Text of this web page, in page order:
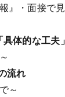
』・面接で
体的な工夫」
流れ
～